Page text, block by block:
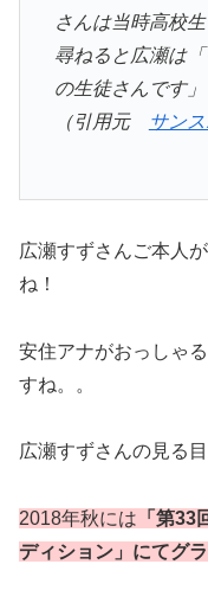
さんは当時高校
尋ねると広瀬は
の生徒さんです」
（引用元
サン
広瀬すずさんご本人
ね！
安住アナがおっしゃ
すね。。
広瀬すずさんの見る
2018年秋には 「第33
ディション」にてグ